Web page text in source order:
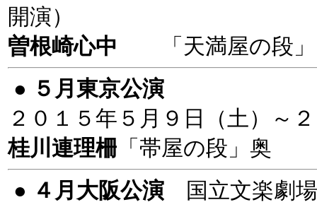
開演）
曽根崎心中
「天満屋の段
● ５月東京公演
２０１５年５月９日（土）～
桂川連理柵 「帯屋の段」奥
● ４月大阪公演 国立文楽劇場